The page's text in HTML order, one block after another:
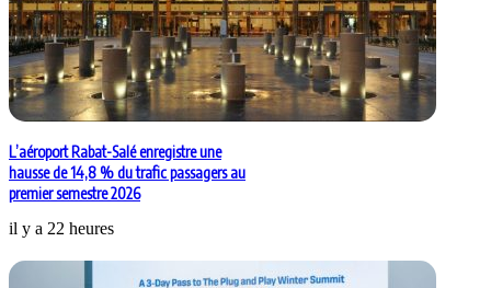
L’aéroport Rabat-Salé enregistre une
hausse de 14,8 % du trafic passagers au
premier semestre 2026
il y a 22 heures